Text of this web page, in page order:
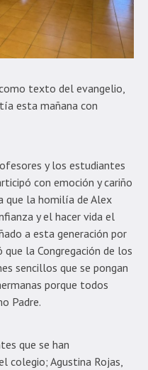
texto del evangelio,
esta mañana con
y los estudiantes
con emoción y cariño
que la homilía de Alex
y el hacer vida el
a esta generación por
la Congregación de los
sencillos que se pongan
porque todos
Padre.
que se han
colegio; Agustina Rojas,